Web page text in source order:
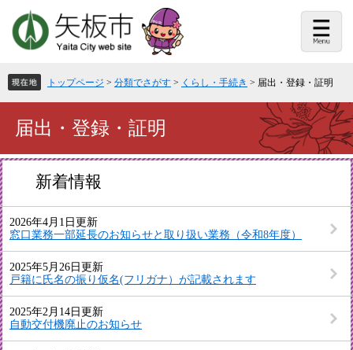
頭
で
す。
飛
ば
し
へ
トップページ > 分類でさがす > くらし・手続き > 届出・登録・証明
届出・登録・証明
新着情報
2026年4月1日更新
窓口業務一部延長のお知らせと取り扱い業務（令和8年度）
2025年5月26日更新
戸籍に氏名の振り仮名(フリガナ）が記載されます
2025年2月14日更新
自動交付機廃止のお知らせ